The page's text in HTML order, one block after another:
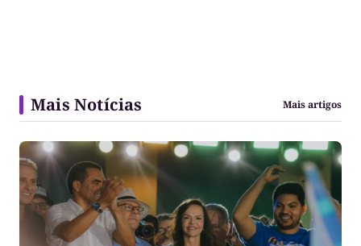
Mais Notícias Mais artigos